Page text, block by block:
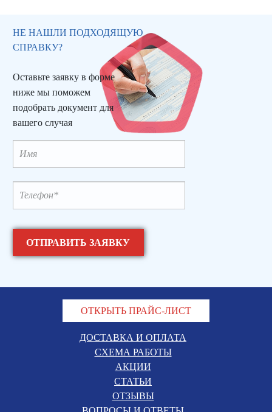
НЕ НАШЛИ ПОДХОДЯЩУЮ
СПРАВКУ?
Оставьте заявку в форме
ниже мы поможем
подобрать документ для
вашего случая
ОТКРЫТЬ ПРАЙС-ЛИСТ
ДОСТАВКА И ОПЛАТА
СХЕМА РАБОТЫ
АКЦИИ
СТАТЬИ
ОТЗЫВЫ